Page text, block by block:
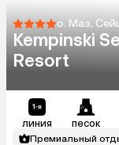
о. Маэ,
Kempinski
Resort
линия песок
Премиальный